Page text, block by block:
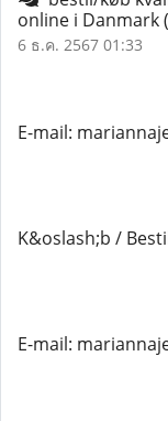
online i Danmark
6 ธ.ค. 2567 01:33
E-mail:
K&oslash;b /
E-mail: